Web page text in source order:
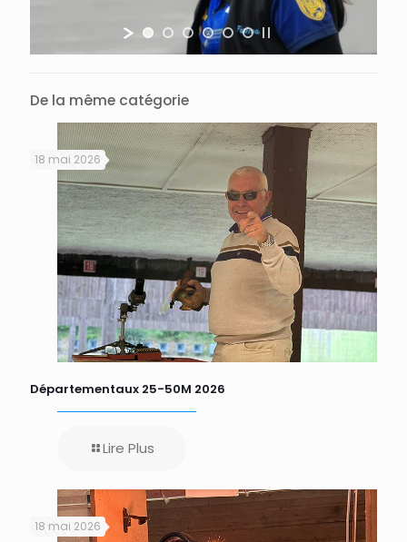
De la même catégorie
18 mai 2026
Départementaux 25-50M 2026
Lire Plus
18 mai 2026